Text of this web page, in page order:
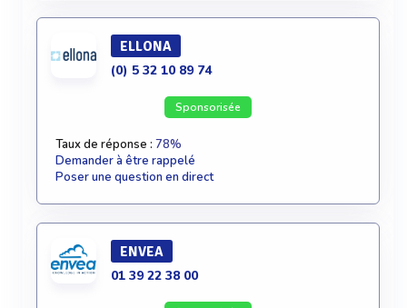
ELLONA
(0) 5 32 10 89 74
Sponsorisée
Taux de réponse : 78%
Demander à être rappelé
Poser une question en direct
ENVEA
01 39 22 38 00